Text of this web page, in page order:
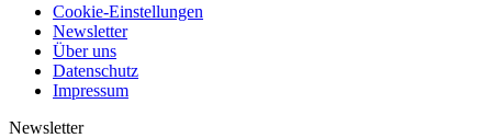
Cookie-Einstellungen
Newsletter
Über uns
Datenschutz
Impressum
Newsletter